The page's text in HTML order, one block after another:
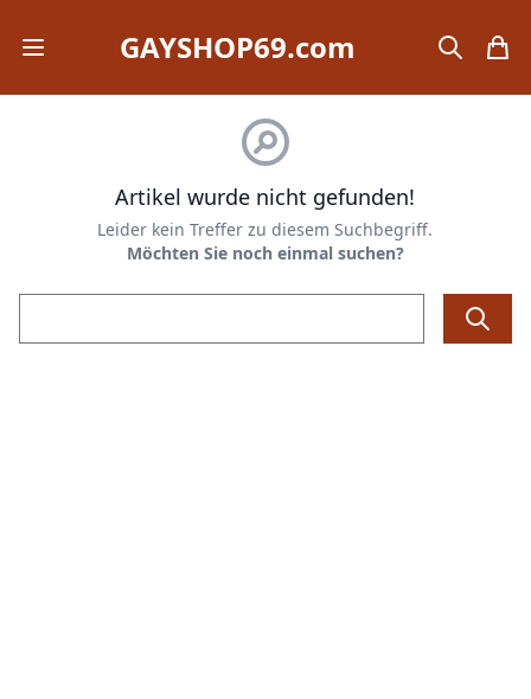
Open mobile menuGAYSHOP69.com search
Artikel wurde nicht gefunden!
Leider kein Treffer zu diesem Suchbegriff.
Möchten Sie noch einmal suchen?